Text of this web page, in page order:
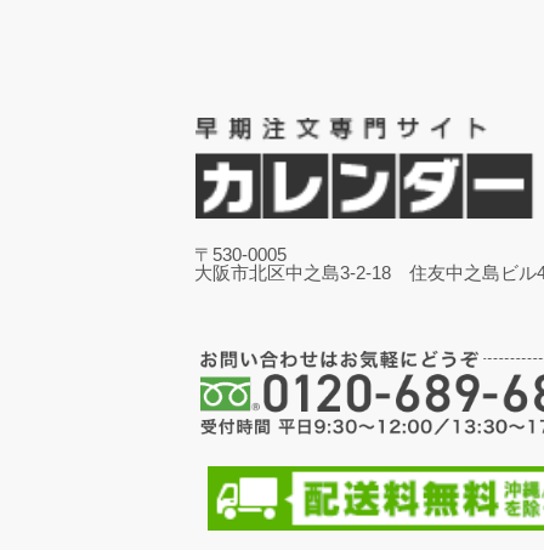
〒530-0005
大阪市北区中之島3-2-18 住友中之島ビル